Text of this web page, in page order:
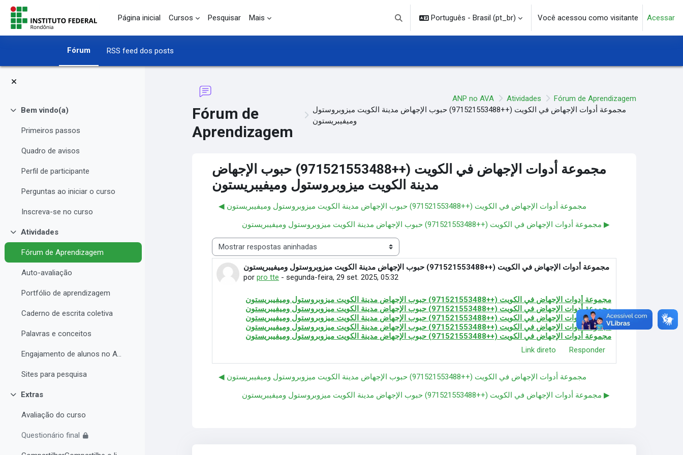
Ir para o conteúdo principal
Página inicial
Cursos Pesquisar Mais
Alternar entrada de pesquisa
Português - Brasil ‎(pt_br)‎ Você acessou como visitante Acessar
Fórum RSS feed dos posts
Contrair
Bem vindo(a)
Primeiros passos
Quadro de avisos
Perfil de participante
Perguntas ao iniciar o curso
Inscreva-se no curso
Contrair
Atividades
Fórum de Aprendizagem
Auto-avaliação
Portfólio de aprendizagem
Caderno de escrita coletiva
Palavras e conceitos
Engajamento de alunos no AVA e Desempenho Acadêmico
Sites para pesquisa
Contrair
Extras
Avaliação do curso
Questionário final
Fórum de
Aprendizagem
ANP no AVA Atividades
Fórum de Aprendizagem
مجموعة أدوات الإجهاض في الكويت (++971521553488) حبوب الإجهاض مدينة الكويت ميزوبروستول
وميفيبريستون
مجموعة أدوات الإجهاض في الكويت (++971521553488) حبوب الإجهاض
مدينة الكويت ميزوبروستول وميفيبريستون
◀︎ مجموعة أدوات الإجهاض في الكويت (++971521553488) حبوب الإجهاض مدينة الكويت ميزوبروستول وميفيبريستون
مجموعة أدوات الإجهاض في الكويت (++971521553488) حبوب الإجهاض مدينة الكويت ميزوبروستول وميفيبريستون ▶︎
Modo de visualização
مجموعة أدوات الإجهاض في الكويت (++971521553488) حبوب الإجهاض مدينة الكويت ميزوبروستول وميفيبريستون
porpro tte -segunda-feira, 29 set. 2025, 05:32
Número de respostas: 0
مجموعة أدوات الإجهاض في الكويت (++971521553488) حبوب الإجهاض مدينة الكويت ميزوبروستول وميفيبريستون
مجموعة أدوات الإجهاض في الكويت (++971521553488) حبوب الإجهاض مدينة الكويت ميزوبروستول وميفيبريستون
مجموعة أدوات الإجهاض في الكويت (++971521553488) حبوب الإجهاض مدينة الكويت ميزوبروستول وميفيبريستون
مجموعة أدوات الإجهاض في الكويت (++971521553488) حبوب الإجهاض مدينة الكويت ميزوبروستول وميفيبريستون
مجموعة أدوات الإجهاض في الكويت (++971521553488) حبوب الإجهاض مدينة الكويت ميزوبروستول وميفيبريستون
Link direto
Responder
◀︎ مجموعة أدوات الإجهاض في الكويت (++971521553488) حبوب الإجهاض مدينة الكويت ميزوبروستول وميفيبريستون
مجموعة أدوات الإجهاض في الكويت (++971521553488) حبوب الإجهاض مدينة الكويت ميزوبروستول وميفيبريستون ▶︎